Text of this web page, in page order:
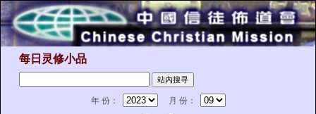
每日灵修小品
年 份：
月 份：